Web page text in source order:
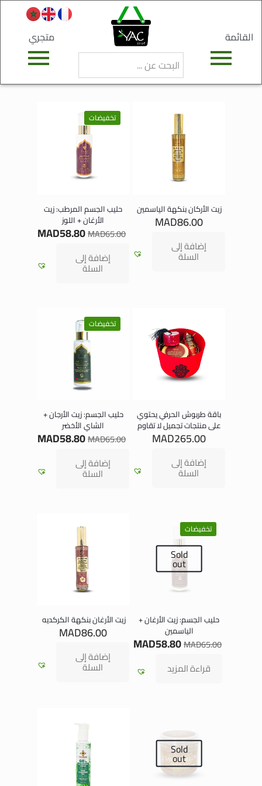
القائمة متجري
زيت الأركان بنكهة الياسمين
MAD86.00
إضافة إلى
السلة
تخفيضات
حليب الجسم المرطب: زيت
الأرغان + اللوز
MAD65.00
MAD58.80
إضافة إلى
السلة
باقة طربوش الحرفي يحتوي
على منتجات تجميل لا تقاوم
MAD265.00
إضافة إلى
السلة
تخفيضات
حليب الجسم: زيت الأرجان +
الشاي الأخضر
MAD65.00
MAD58.80
إضافة إلى
السلة
تخفيضات
Sold
out
حليب الجسم: زيت الأرغان +
الياسمين
MAD65.00
MAD58.80
قراءة المزيد
زيت الأرغان بنكهة الكركديه
MAD86.00
إضافة إلى
السلة
Sold
out